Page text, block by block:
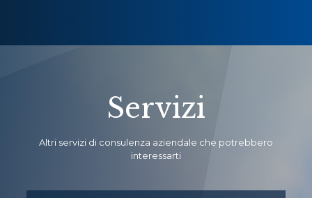
Servizi
Altri servizi di consulenza aziendale che potrebbero
interessarti